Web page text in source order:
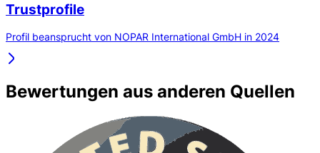
Trustprofile
Profil beansprucht von NOPAR International GmbH in 2024
Bewertungen aus anderen Quellen